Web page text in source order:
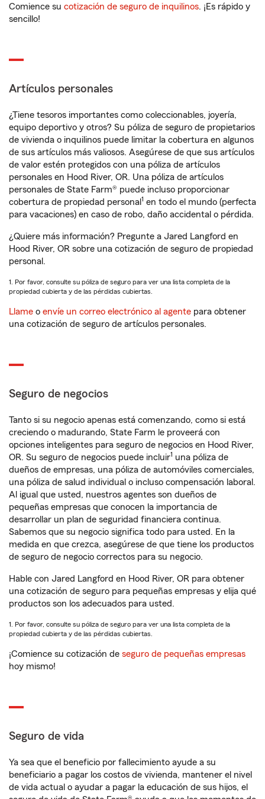
Comience su cotización de seguro de inquilinos. ¡Es rápido y
sencillo!
Artículos personales
¿Tiene tesoros importantes como coleccionables, joyería,
equipo deportivo y otros? Su póliza de seguro de propietarios
de vivienda o inquilinos puede limitar la cobertura en algunos
de sus artículos más valiosos. Asegúrese de que sus artículos
de valor estén protegidos con una póliza de artículos
personales en Hood River, OR. Una póliza de artículos
personales de State Farm® puede incluso proporcionar
cobertura de propiedad personal 1 en todo el mundo (perfecta
para vacaciones) en caso de robo, daño accidental o pérdida.
¿Quiere más información? Pregunte a Jared Langford en
Hood River, OR sobre una cotización de seguro de propiedad
personal.
1. Por favor, consulte su póliza de seguro para ver una lista completa de la
propiedad cubierta y de las pérdidas cubiertas.
Llame o envíe un correo electrónico al agente para obtener
una cotización de seguro de artículos personales.
Seguro de negocios
Tanto si su negocio apenas está comenzando, como si está
creciendo o madurando, State Farm le proveerá con
opciones inteligentes para seguro de negocios en Hood River,
OR. Su seguro de negocios puede incluir1 una póliza de
dueños de empresas, una póliza de automóviles comerciales,
una póliza de salud individual o incluso compensación laboral.
Al igual que usted, nuestros agentes son dueños de
pequeñas empresas que conocen la importancia de
desarrollar un plan de seguridad financiera continua.
Sabemos que su negocio significa todo para usted. En la
medida en que crezca, asegúrese de que tiene los productos
de seguro de negocio correctos para su negocio.
Hable con Jared Langford en Hood River, OR para obtener
una cotización de seguro para pequeñas empresas y elija qué
productos son los adecuados para usted.
1. Por favor, consulte su póliza de seguro para ver una lista completa de la
propiedad cubierta y de las pérdidas cubiertas.
¡Comience su cotización de seguro de pequeñas empresas
hoy mismo!
Seguro de vida
Ya sea que el beneficio por fallecimiento ayude a su
beneficiario a pagar los costos de vivienda, mantener el nivel
de vida actual o ayudar a pagar la educación de sus hijos, el